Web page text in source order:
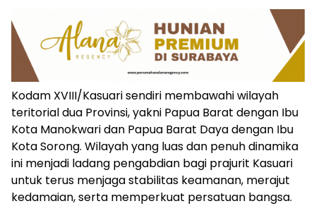
Kodam XVIII/Kasuari sendiri membawahi wilayah
teritorial dua Provinsi, yakni Papua Barat dengan Ibu
Kota Manokwari dan Papua Barat Daya dengan Ibu
Kota Sorong. Wilayah yang luas dan penuh dinamika
ini menjadi ladang pengabdian bagi prajurit Kasuari
untuk terus menjaga stabilitas keamanan, merajut
kedamaian, serta memperkuat persatuan bangsa.